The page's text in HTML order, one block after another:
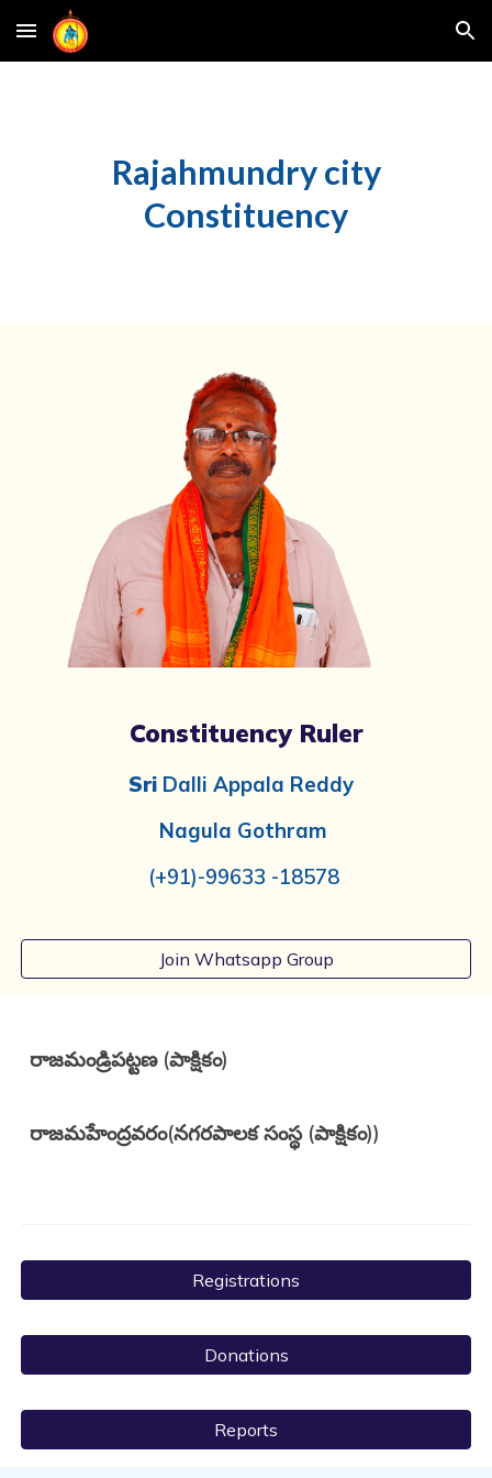
Skip to main content Skip to navigation
Rajahmundry city
Constituency
Constituency Ruler
Sri Dalli Appala Reddy
Nagula Gothram
(+91)-99633 -18578
Join Whatsapp Group
రాజమండ్రిపట్టణ (పాక్షికం)
రాజమహేంద్రవరం(నగరపాలక సంస్థ (పాక్షికం))
Registrations
Donations
Reports